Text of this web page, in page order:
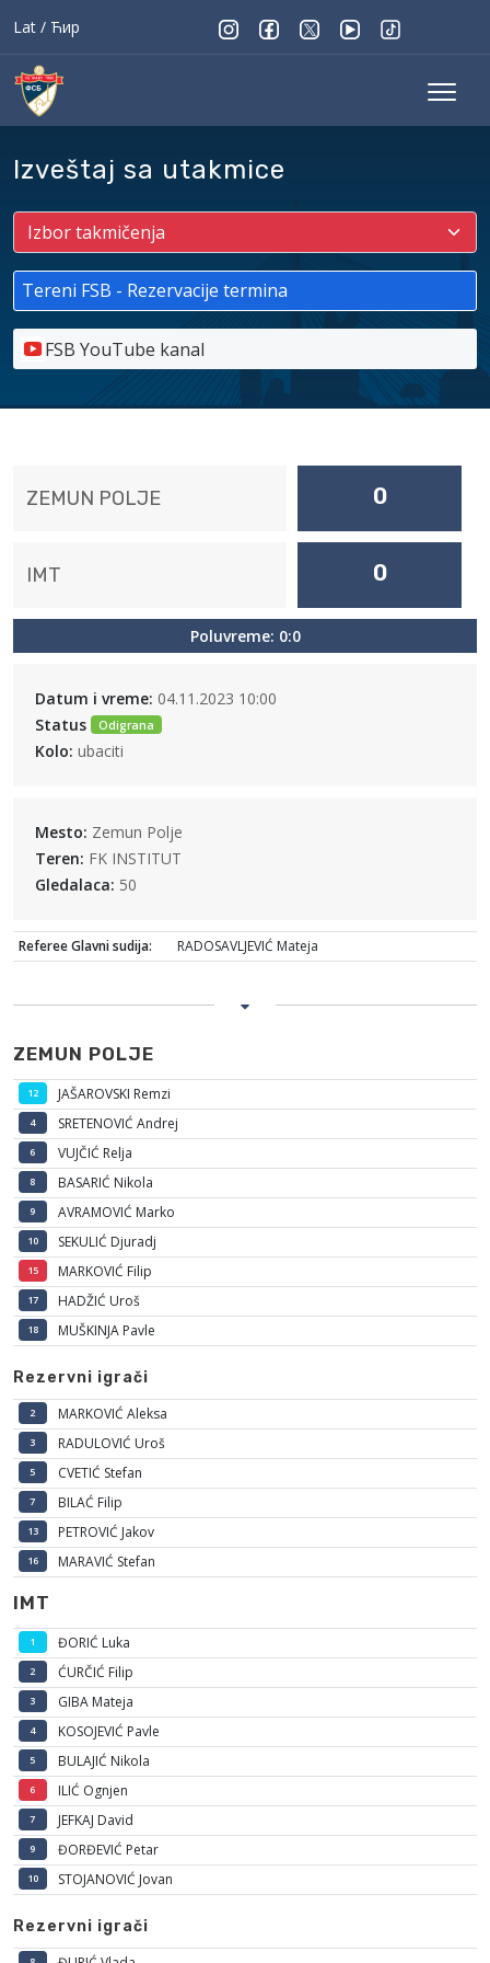
Lat / Ћир
Izveštaj sa utakmice
Tereni FSB - Rezervacije termina
FSB YouTube kanal
ZEMUN POLJE 0
IMT 0
Poluvreme: 0:0
Datum i vreme: 04.11.2023 10:00
Status
Odigrana
Kolo: ubaciti
Mesto: Zemun Polje
Teren: FK INSTITUT
Gledalaca: 50
Referee Glavni sudija: RADOSAVLJEVIĆ Mateja
ZEMUN POLJE
12 JAŠAROVSKI Remzi
4 SRETENOVIĆ Andrej
6 VUJČIĆ Relja
8 BASARIĆ Nikola
9 AVRAMOVIĆ Marko
10 SEKULIĆ Djuradj
15 MARKOVIĆ Filip
17 HADŽIĆ Uroš
18 MUŠKINJA Pavle
Rezervni igrači
2 MARKOVIĆ Aleksa
3 RADULOVIĆ Uroš
5 CVETIĆ Stefan
7 BILAĆ Filip
13 PETROVIĆ Jakov
16 MARAVIĆ Stefan
IMT
1 ĐORIĆ Luka
2 ĆURČIĆ Filip
3 GIBA Mateja
4 KOSOJEVIĆ Pavle
5 BULAJIĆ Nikola
6 ILIĆ Ognjen
7 JEFKAJ David
9 ĐORĐEVIĆ Petar
10 STOJANOVIĆ Jovan
Rezervni igrači